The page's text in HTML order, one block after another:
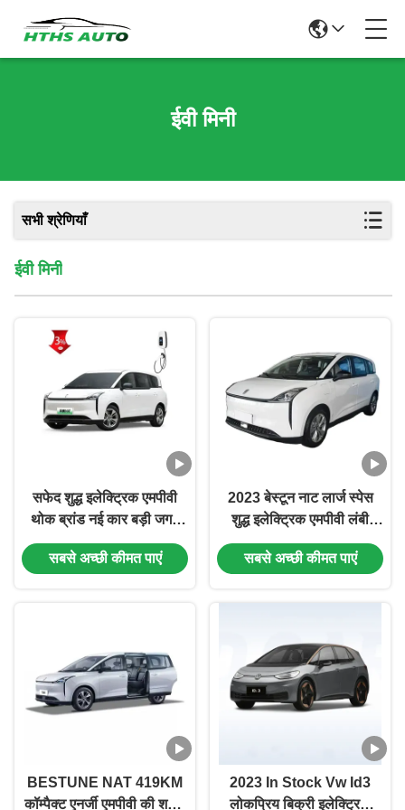
ईवी मिनी
सभी श्रेणियाँ
ईवी मिनी
सफेद शुद्ध इलेक्ट्रिक एमपीवी
थोक ब्रांड नई कार बड़ी जगह
और लंबी क्रूजिंग रेंज इलेक्ट्रिक
नई ऊर्जा वाहन बेस्टून नाट
सबसे अच्छी कीमत पाएं
2023 बेस्टून नाट लार्ज स्पेस
शुद्ध इलेक्ट्रिक एमपीवी लंबी
क्रूजिंग रेंज के साथ इलेक्ट्रिक
एनर्जी वाहन
सबसे अच्छी कीमत पाएं
BESTUNE NAT 419KM
कॉम्पैक्ट एनर्जी एमपीवी की शक्ति
2023 In Stock Vw Id3
लोकप्रिय बिक्री इलेक्ट्रिक